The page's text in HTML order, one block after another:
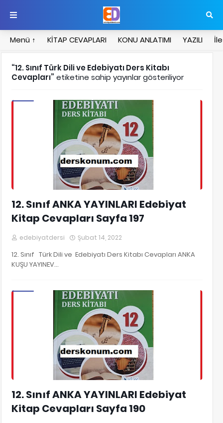
Menü ↑ KİTAP CEVAPLARI KONU ANLATIMI YAZILI
12. Sınıf Türk Dili ve Edebiyatı Ders Kitabı
Cevapları etiketine sahip yayınlar gösteriliyor
12. Sınıf ANKA YAYINLARI Edebiyat
Kitap Cevapları Sayfa 197
edebiyatdersi Şubat 14, 2022
12. Sınıf Türk Dili ve Edebiyatı Ders Kitabı Cevapları ANKA
KUŞU YAYINEV…
12. Sınıf ANKA YAYINLARI Edebiyat
Kitap Cevapları Sayfa 190